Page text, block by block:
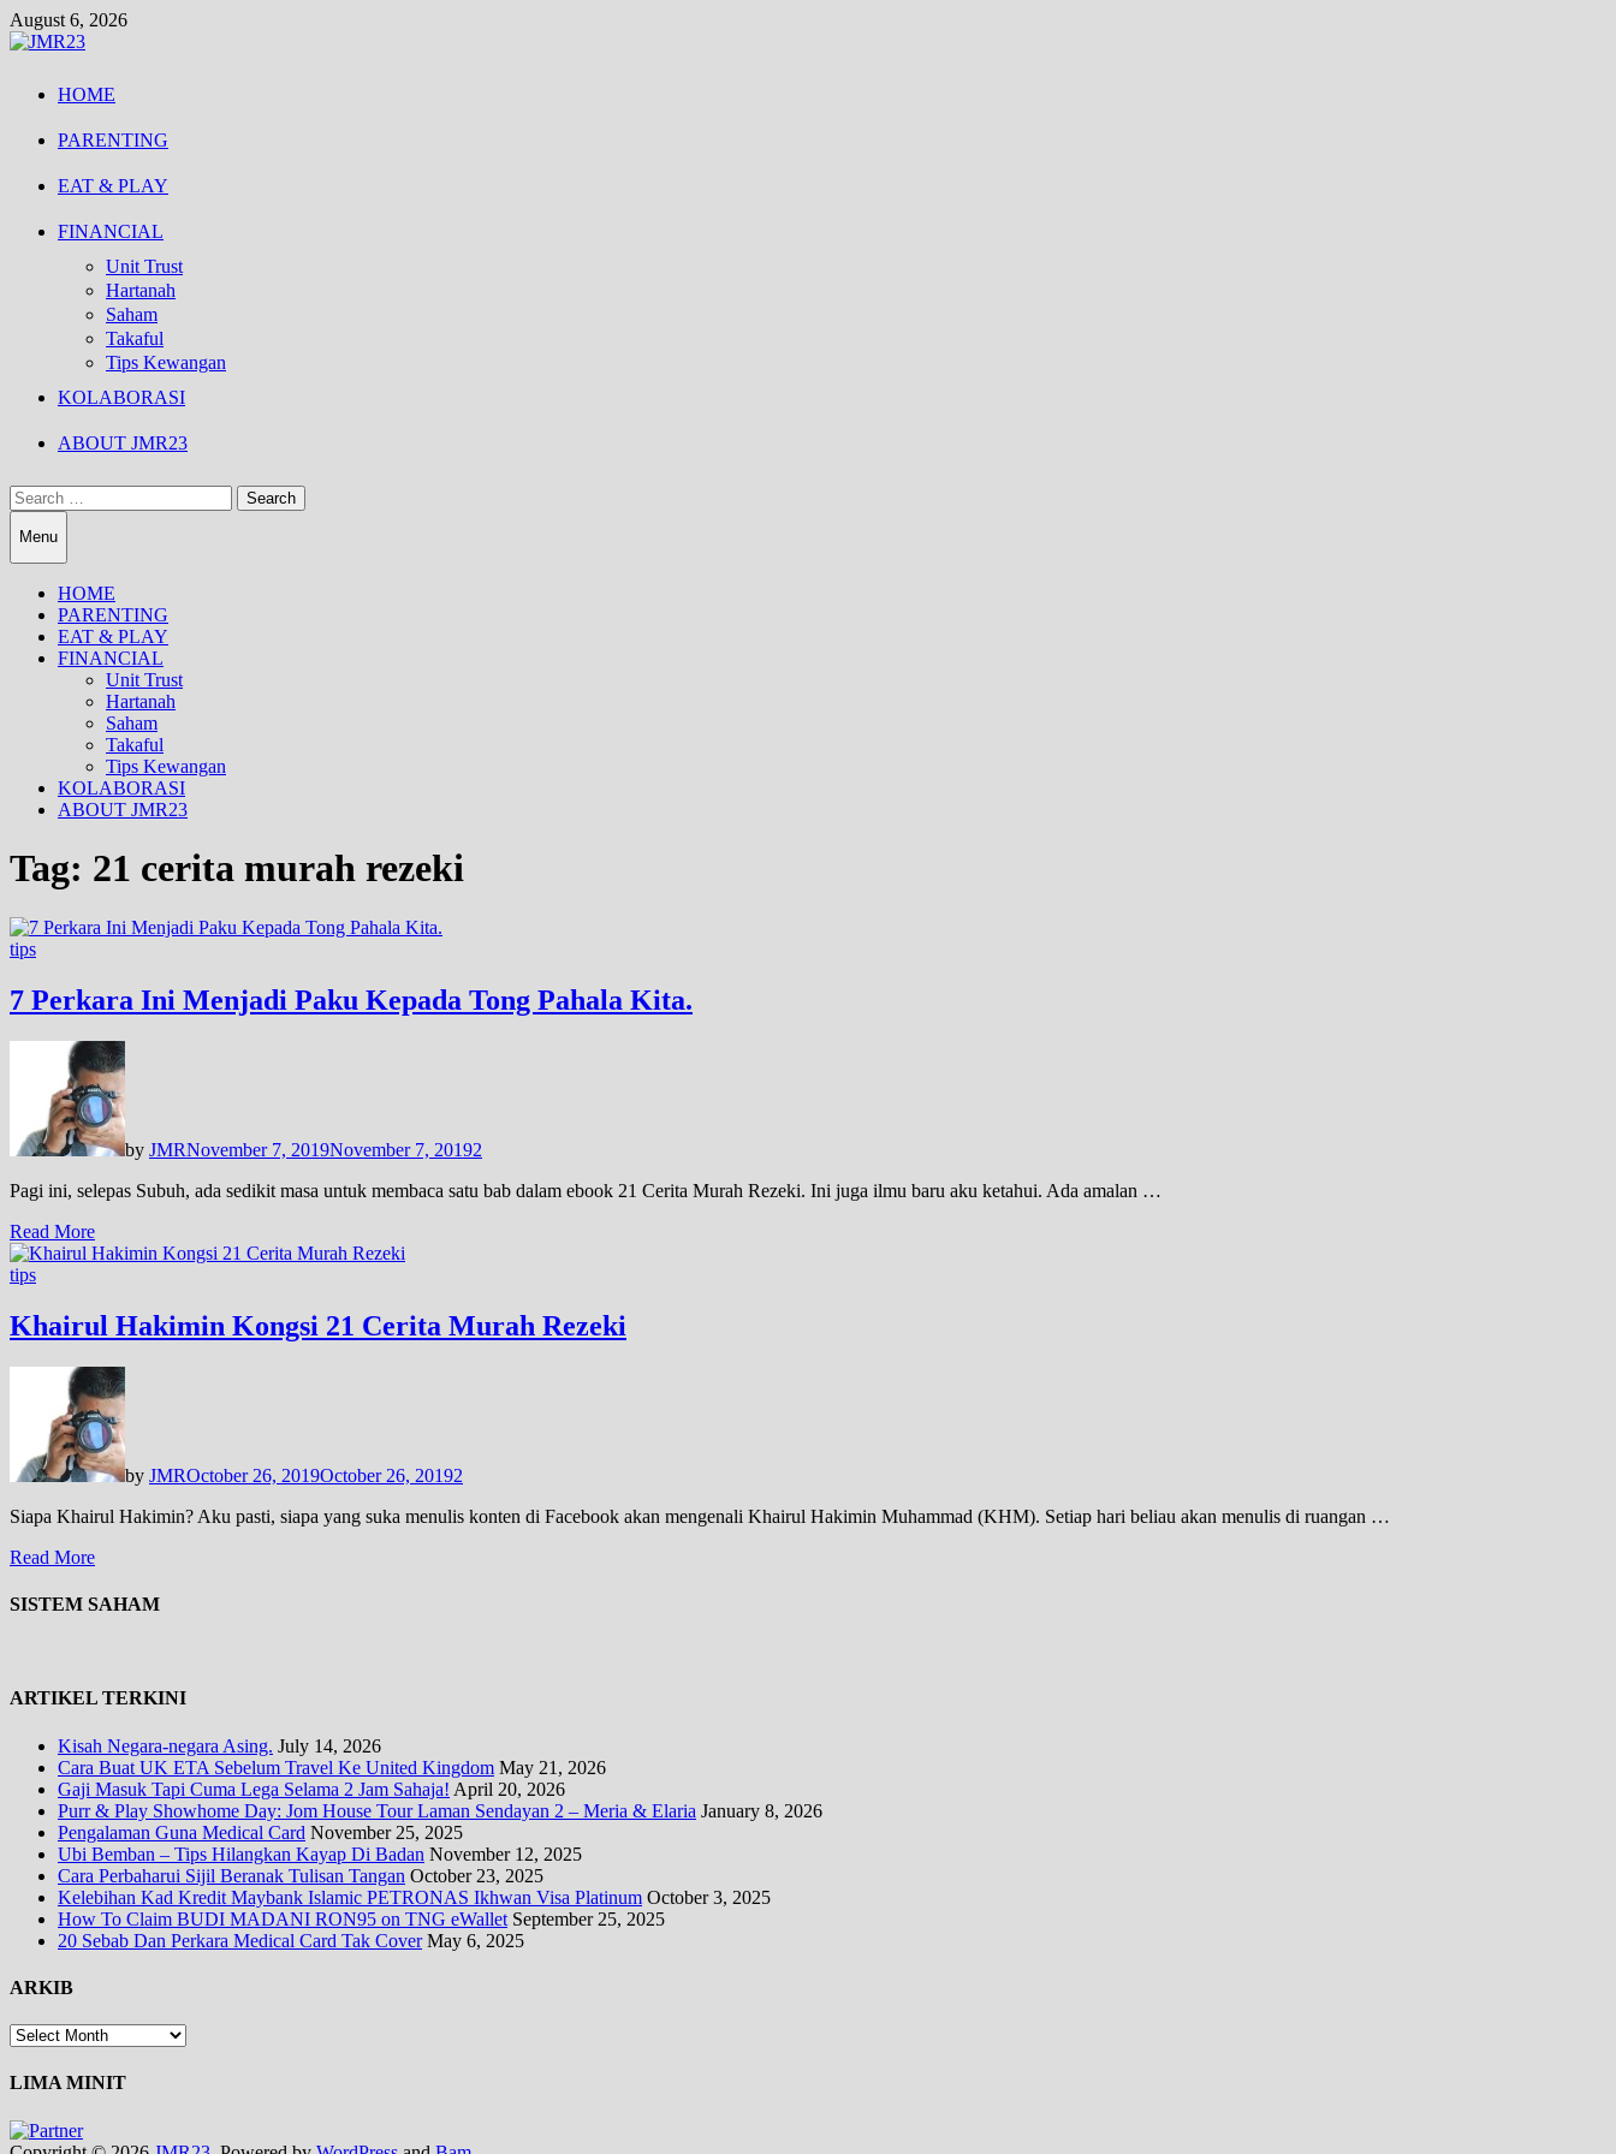
Skip
to
August 6, 2026
HOME
PARENTING
EAT & PLAY
FINANCIAL
Unit Trust
Hartanah
Saham
Takaful
Tips Kewangan
KOLABORASI
ABOUT JMR23
Search
for:
Menu
HOME
PARENTING
EAT & PLAY
FINANCIAL
Unit Trust
Hartanah
Saham
Takaful
Tips Kewangan
KOLABORASI
ABOUT JMR23
Tag: 21 cerita murah rezeki
tips
7 Perkara Ini Menjadi Paku Kepada Tong Pahala Kita.
by JMRNovember 7, 2019November 7, 20192
Pagi ini, selepas Subuh, ada sedikit masa untuk membaca satu bab dalam ebook 21 Cerita Murah Rezeki. Ini juga ilmu baru aku ketahui. Ada amalan …
Read More
tips
Khairul Hakimin Kongsi 21 Cerita Murah Rezeki
by JMROctober 26, 2019October 26, 20192
Siapa Khairul Hakimin? Aku pasti, siapa yang suka menulis konten di Facebook akan mengenali Khairul Hakimin Muhammad (KHM). Setiap hari beliau akan menulis di ruangan …
Read More
SISTEM SAHAM
ARTIKEL TERKINI
Kisah Negara-negara Asing. July 14, 2026
Cara Buat UK ETA Sebelum Travel Ke United Kingdom May 21, 2026
Gaji Masuk Tapi Cuma Lega Selama 2 Jam Sahaja! April 20, 2026
Purr & Play Showhome Day: Jom House Tour Laman Sendayan 2 – Meria & Elaria January 8, 2026
Pengalaman Guna Medical Card November 25, 2025
Ubi Bemban – Tips Hilangkan Kayap Di Badan November 12, 2025
Cara Perbaharui Sijil Beranak Tulisan Tangan October 23, 2025
Kelebihan Kad Kredit Maybank Islamic PETRONAS Ikhwan Visa Platinum October 3, 2025
How To Claim BUDI MADANI RON95 on TNG eWallet September 25, 2025
20 Sebab Dan Perkara Medical Card Tak Cover May 6, 2025
ARKIB
ARKIB
LIMA MINIT